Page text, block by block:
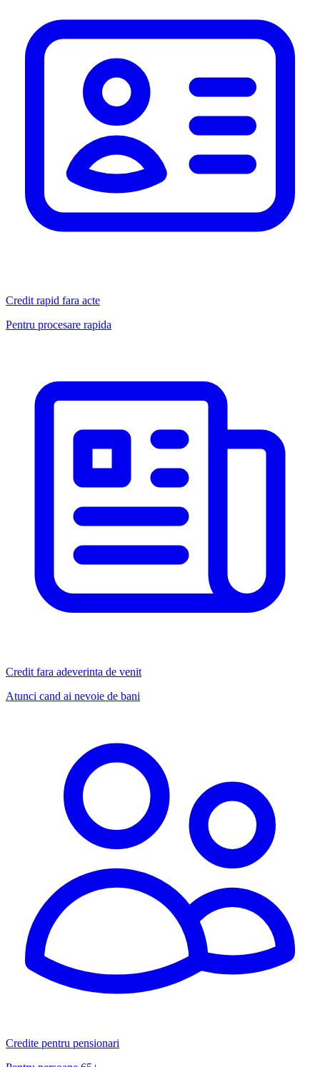
Credit rapid fara acte
Pentru procesare rapida
Credit fara adeverinta de venit
Atunci cand ai nevoie de bani
Credite pentru pensionari